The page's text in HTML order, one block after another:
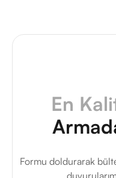
En
Formu doldurarak